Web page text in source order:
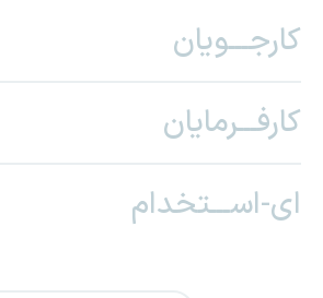
کارجـــویان
کارفـــرمایان
ای-اســـتخدام